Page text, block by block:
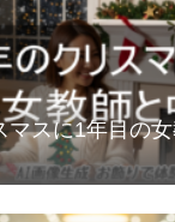
マスに1年目の